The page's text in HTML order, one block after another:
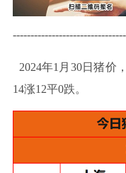
2024年1月30日猪价
14涨12平0跌。